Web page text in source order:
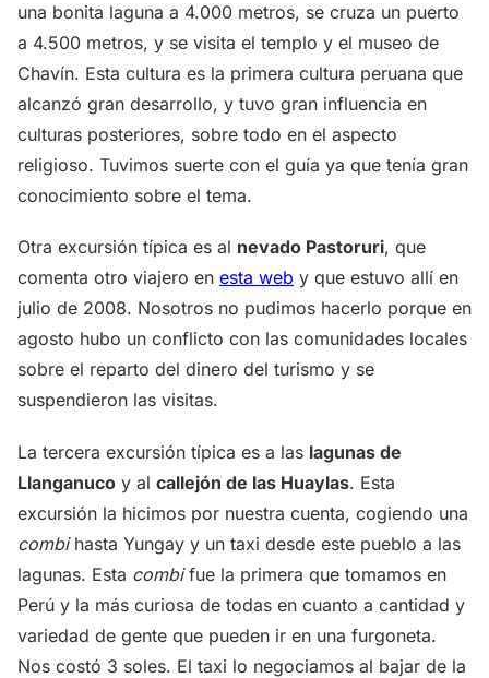
una bonita laguna a 4.000 metros, se cruza un puerto
a 4.500 metros, y se visita el templo y el museo de
Chavín. Esta cultura es la primera cultura peruana que
alcanzó gran desarrollo, y tuvo gran influencia en
culturas posteriores, sobre todo en el aspecto
religioso. Tuvimos suerte con el guía ya que tenía gran
conocimiento sobre el tema.
Otra excursión típica es al nevado Pastoruri, que
comenta otro viajero en esta web y que estuvo allí en
julio de 2008. Nosotros no pudimos hacerlo porque en
agosto hubo un conflicto con las comunidades locales
sobre el reparto del dinero del turismo y se
suspendieron las visitas.
La tercera excursión típica es a las lagunas de
Llanganuco y al callejón de las Huaylas. Esta
excursión la hicimos por nuestra cuenta, cogiendo una
combihasta Yungay y un taxi desde este pueblo a las
lagunas. Esta combifue la primera que tomamos en
Perú y la más curiosa de todas en cuanto a cantidad y
variedad de gente que pueden ir en una furgoneta.
Nos costó 3 soles. El taxi lo negociamos al bajar de la